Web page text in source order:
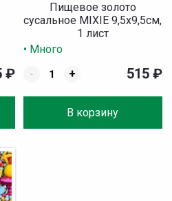
₽
Пищевое золото
сусальное MIXIE 9,5х9,5см,
1 лист
• Много
-
+
В корзину
515 ₽